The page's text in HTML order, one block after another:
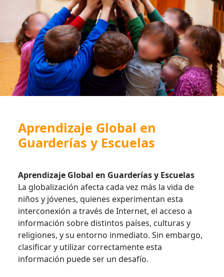
Aprendizaje Global en
Guarderías y Escuelas
Aprendizaje Global en Guarderías y Escuelas
La globalización afecta cada vez más la vida de
niños y jóvenes, quienes experimentan esta
interconexión a través de Internet, el acceso a
información sobre distintos países, culturas y
religiones, y su entorno inmediato. Sin embargo,
clasificar y utilizar correctamente esta
información puede ser un desafío.